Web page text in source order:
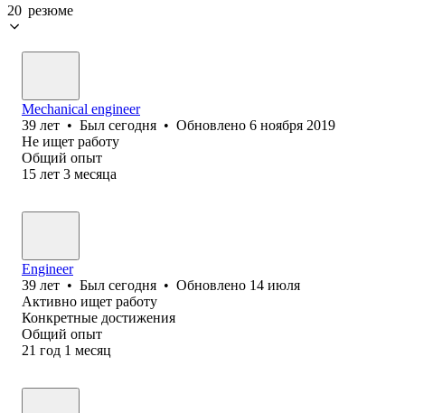
20 резюме
Mechanical engineer
39 лет • Был сегодня • Обновлено 6 ноября 2019
Не ищет работу
Общий опыт
15 лет 3 месяца
Engineer
39 лет • Был сегодня • Обновлено 14 июля
Активно ищет работу
Конкретные достижения
Общий опыт
21 год 1 месяц